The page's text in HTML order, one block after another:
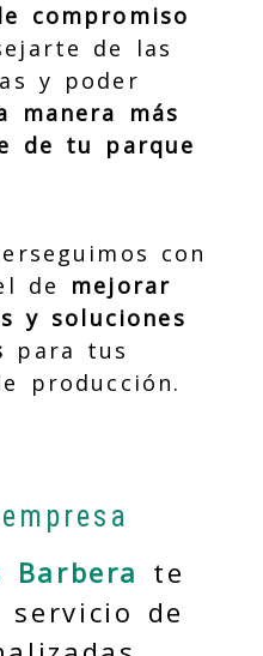
compromiso
de las
y poder
manera más
de tu parque
con
de
mejorar
y soluciones
para tus
producción.
te
servicio de